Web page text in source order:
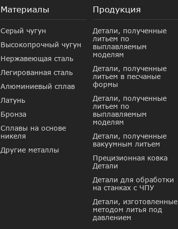
Материалы
Серый чугун
Высокопрочный чугун
Нержавеющая сталь
Легированная сталь
Алюминиевый сплав
Латунь
Бронза
Сплавы на основе
никеля
Другие металлы
Продукция
Детали, полученные
литьем по
выплавляемым
моделям
Детали, полученные
литьем в песчаные
формы
Детали, полученные
литьем по
выплавляемым
моделям
Детали, полученные
вакуумным литьем
Прецизионная ковка
Детали
Детали для обработки
на станках с ЧПУ
Детали, изготовленные
методом литья под
давлением